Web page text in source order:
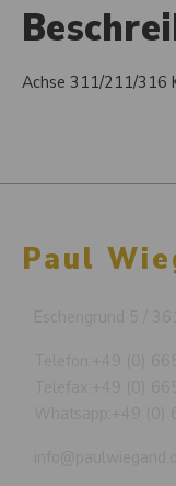
Achse 311/211/316
Paul